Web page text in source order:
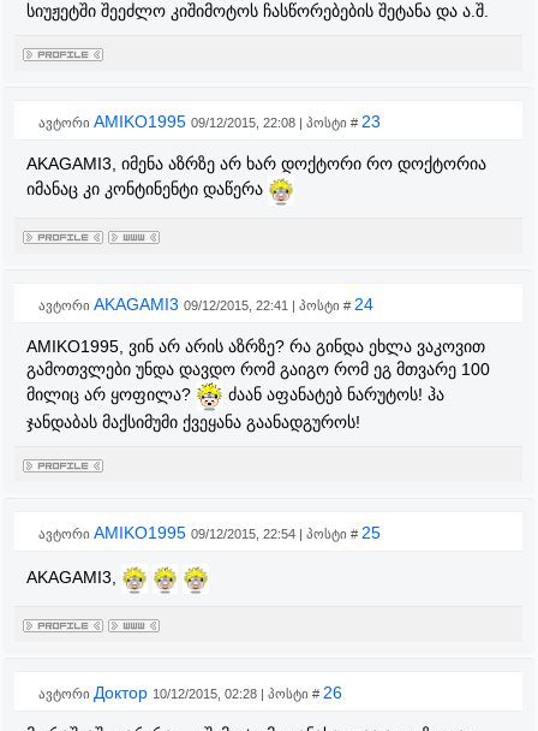
სიუჟეტში შეეძლო კიშიმოტოს ჩასწორებების შეტანა და ა.შ.
ავტორი AMIKO1995 09/12/2015, 22:08 | პოსტი # 23
AKAGAMI3, იმენა აზრზე არ ხარ დოქტორი რო დოქტორია
იმანაც კი კონტინენტი დაწერა
ავტორი AKAGAMI3 09/12/2015, 22:41 | პოსტი # 24
AMIKO1995, ვინ არ არის აზრზე? რა გინდა ეხლა ვაკოვით
გამოთვლები უნდა დავდო რომ გაიგო რომ ეგ მთვარე 100
მილიც არ ყოფილა?
ძაან აფანატებ ნარუტოს! ჰა
ჯანდაბას მაქსიმუმი ქვეყანა გაანადგუროს!
ავტორი AMIKO1995 09/12/2015, 22:54 | პოსტი # 25
AKAGAMI3,
ავტორი Доктор 10/12/2015, 02:28 | პოსტი # 26